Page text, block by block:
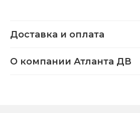
Доставка и оплата
О компании Атланта ДВ